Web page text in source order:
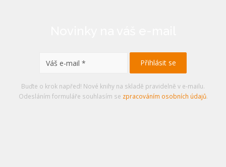
Buďte o krok napřed! Nové knihy na skladě pravidelně v e-mailu.
Odesláním formuláře souhlasím se zpracováním osobních údajů.